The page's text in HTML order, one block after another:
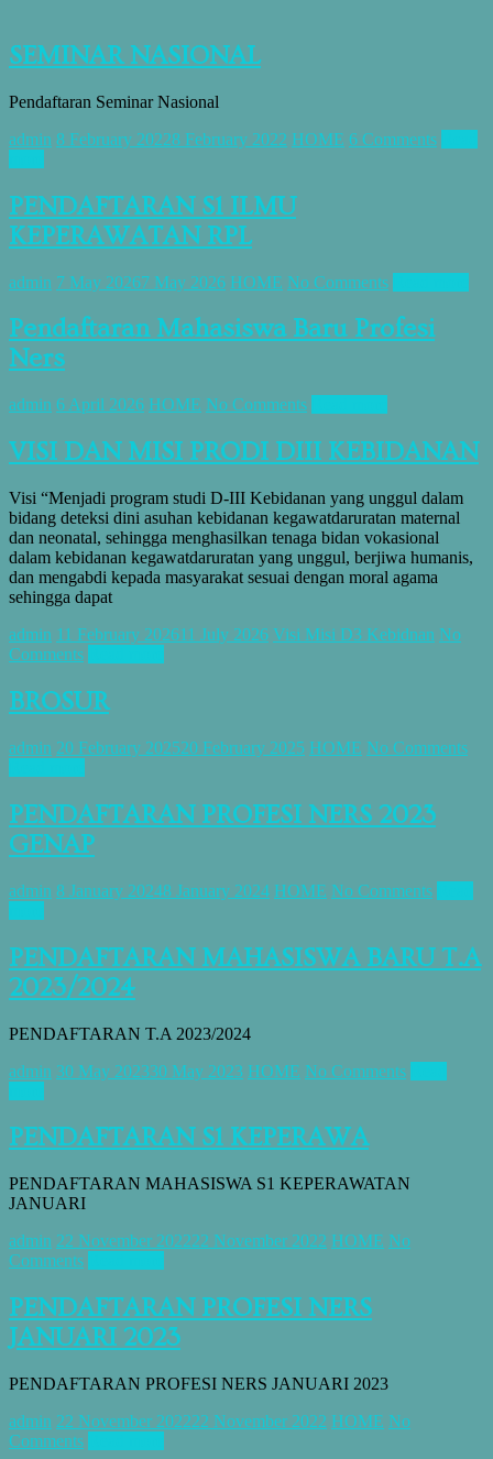
SEMINAR NASIONAL
Pendaftaran Seminar Nasional
admin 8 February 20228 February 2022 HOME 6 Comments
PENDAFTARAN S1 ILMU
KEPERAWATAN RPL
admin 7 May 20267 May 2026 HOME No Comments
Pendaftaran Mahasiswa Baru Profesi
Ners
admin 6 April 2026 HOME No Comments
VISI DAN MISI PRODI DIII KEBIDANAN
Visi “Menjadi program studi D-III Kebidanan yang unggul dalam
bidang deteksi dini asuhan kebidanan kegawatdaruratan maternal
dan neonatal, sehingga menghasilkan tenaga bidan vokasional
dalam kebidanan kegawatdaruratan yang unggul, berjiwa humanis,
dan mengabdi kepada masyarakat sesuai dengan moral agama
sehingga dapat
admin 11 February 202611 July 2026 Visi Misi D3 Kebidnan No
Comments
BROSUR
admin 20 February 202520 February 2025 HOME No Comments
PENDAFTARAN PROFESI NERS 2023
GENAP
admin 8 January 20248 January 2024 HOME No Comments
PENDAFTARAN MAHASISWA BARU T.A
2023/2024
PENDAFTARAN T.A 2023/2024
admin 30 May 202330 May 2023 HOME No Comments
PENDAFTARAN S1 KEPERAWA
PENDAFTARAN MAHASISWA S1 KEPERAWATAN
JANUARI
admin 22 November 202222 November 2022 HOME No
Comments
PENDAFTARAN PROFESI NERS
JANUARI 2023
PENDAFTARAN PROFESI NERS JANUARI 2023
admin 22 November 202222 November 2022 HOME No
Comments